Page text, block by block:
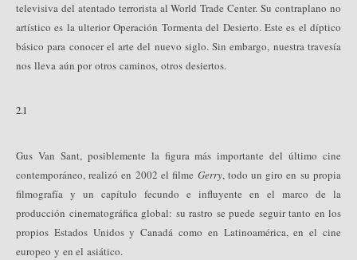
televisiva del atentado terrorista al World Trade Center. Su contraplano no
artístico es la ulterior Operación Tormenta del Desierto. Este es el díptico
básico para conocer el arte del nuevo siglo. Sin embargo, nuestra travesía
nos lleva aún por otros caminos, otros desiertos.
2.1
Gus Van Sant, posiblemente la figura más importante del último cine
contemporáneo, realizó en 2002 el filme Gerry, todo un giro en su propia
filmografía y un capítulo fecundo e influyente en el marco de la
producción cinematográfica global: su rastro se puede seguir tanto en los
propios Estados Unidos y Canadá como en Latinoamérica, en el cine
europeo y en el asiático.